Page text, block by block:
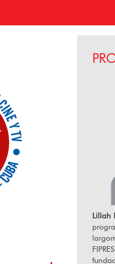
Lillah